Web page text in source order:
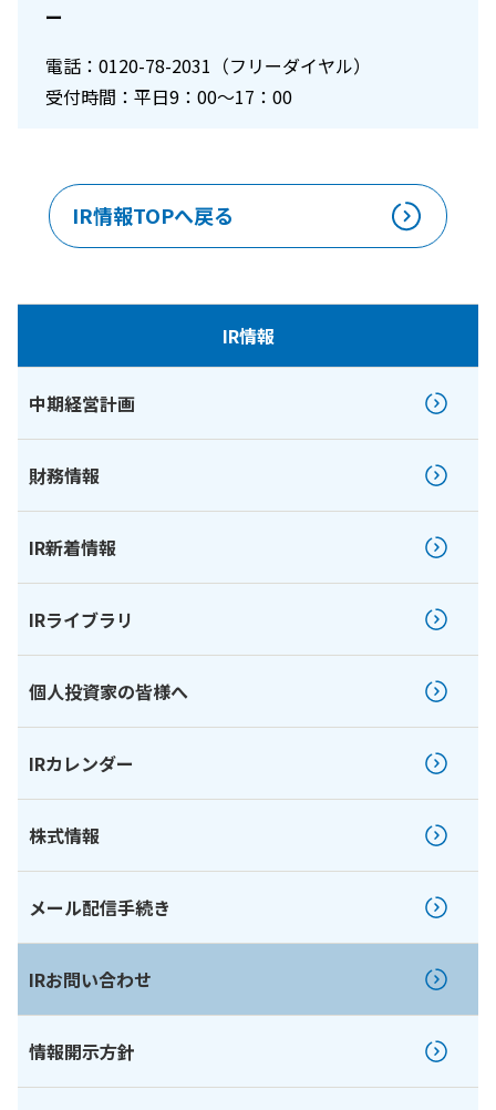
ー
電話：0120-78-2031（フリーダイヤル）
受付時間：平日9：00～17：00
IR情報TOPへ戻る
IR情報
中期経営計画
財務情報
IR新着情報
IRライブラリ
個人投資家の皆様へ
IRカレンダー
株式情報
メール配信手続き
IRお問い合わせ
情報開示方針